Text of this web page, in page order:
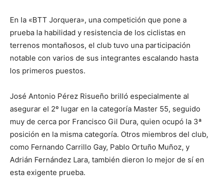
En la «BTT Jorquera», una competición que pone a
prueba la habilidad y resistencia de los ciclistas en
terrenos montañosos, el club tuvo una participación
notable con varios de sus integrantes escalando hasta
los primeros puestos.
José Antonio Pérez Risueño brilló especialmente al
asegurar el 2º lugar en la categoría Master 55, seguido
muy de cerca por Francisco Gil Dura, quien ocupó la 3ª
posición en la misma categoría. Otros miembros del club,
como Fernando Carrillo Gay, Pablo Ortuño Muñoz, y
Adrián Fernández Lara, también dieron lo mejor de sí en
esta exigente prueba.